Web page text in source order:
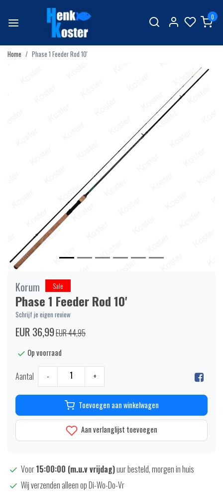
0
Home Phase 1 Feeder Rod 10'
Korum Sale
Phase 1 Feeder Rod 10'
Schrijf je eigen review
EUR 36,99EUR 44,95
Op voorraad
Aantal - +
Toevoegen aan winkelwagen
Aan verlanglijst toevoegen
Voor15:00:00 (m.u.v vrijdag)uur besteld, morgen in huis
Wij verzenden alleen op Di-Wo-Do-Vr